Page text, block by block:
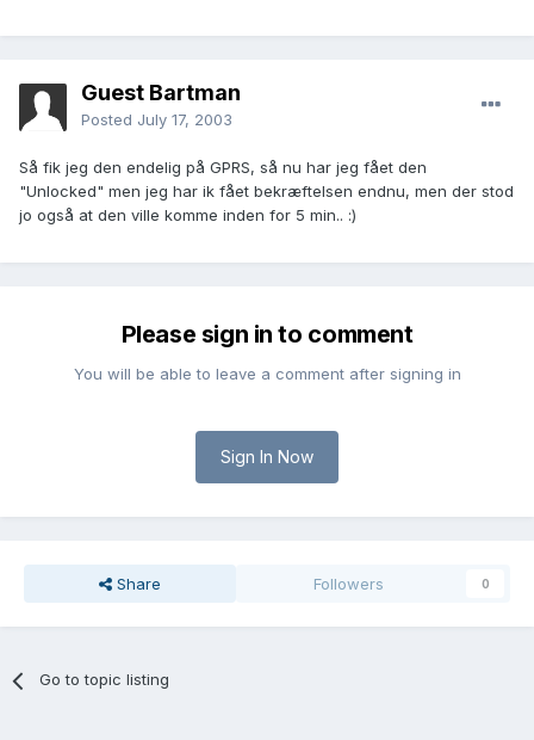
Guest Bartman
Posted July 17, 2003
Så fik jeg den endelig på GPRS, så nu har jeg fået den
"Unlocked" men jeg har ik fået bekræftelsen endnu, men der stod
jo også at den ville komme inden for 5 min.. :)
Please sign in to comment
You will be able to leave a comment after signing in
Sign In Now
Share Followers 0
Go to topic listing